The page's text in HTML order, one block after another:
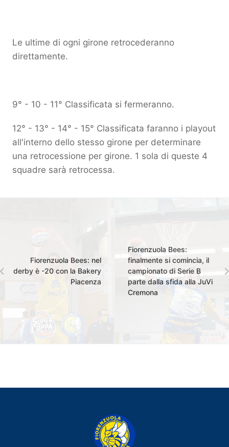
Le ultime di ogni girone retrocederanno
direttamente.
9° - 10 - 11° Classificata si fermeranno.
12° - 13° - 14° - 15° Classificata faranno i playout
all'interno dello stesso girone per determinare
una retrocessione per girone. 1 sola di queste 4
squadre sarà retrocessa.
Fiorenzuola Bees: nel
derby è -20 con la Bakery
Piacenza
Fiorenzuola Bees:
finalmente si comincia, il
campionato di Serie B
parte dalla sfida alla JuVi
Cremona